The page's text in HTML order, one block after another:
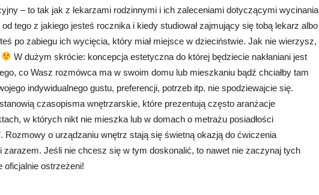
– to tak jak z lekarzami rodzinnymi i ich zaleceniami dotyczącymi wycinania
od tego z jakiego jesteś rocznika i kiedy studiował zajmujący się tobą lekarz albo
po zabiegu ich wycięcia, który miał miejsce w dzieciństwie. Jak nie wierzysz,
W dużym skrócie: koncepcja estetyczna do której będziecie nakłaniani jest
co Wasz rozmówca ma w swoim domu lub mieszkaniu bądź chciałby tam
indywidualnego gustu, preferencji, potrzeb itp. nie spodziewajcie się.
czasopisma wnętrzarskie, które prezentują często aranżacje
w których nikt nie mieszka lub w domach o metrażu posiadłości
Rozmowy o urządzaniu wnętrz stają się świetną okazją do ćwiczenia
zarazem. Jeśli nie chcesz się w tym doskonalić, to nawet nie zaczynaj tych
oficjalnie ostrzeżeni!